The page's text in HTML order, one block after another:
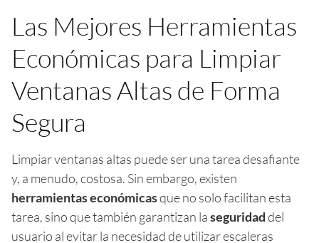
Las Mejores Herramientas
Económicas para Limpiar
Ventanas Altas de Forma
Segura
Limpiar ventanas altas puede ser una tarea desafiante
y, a menudo, costosa. Sin embargo, existen
herramientas económicasque no solo facilitan esta
tarea, sino que también garantizan laseguridaddel
usuario al evitar la necesidad de utilizar escaleras